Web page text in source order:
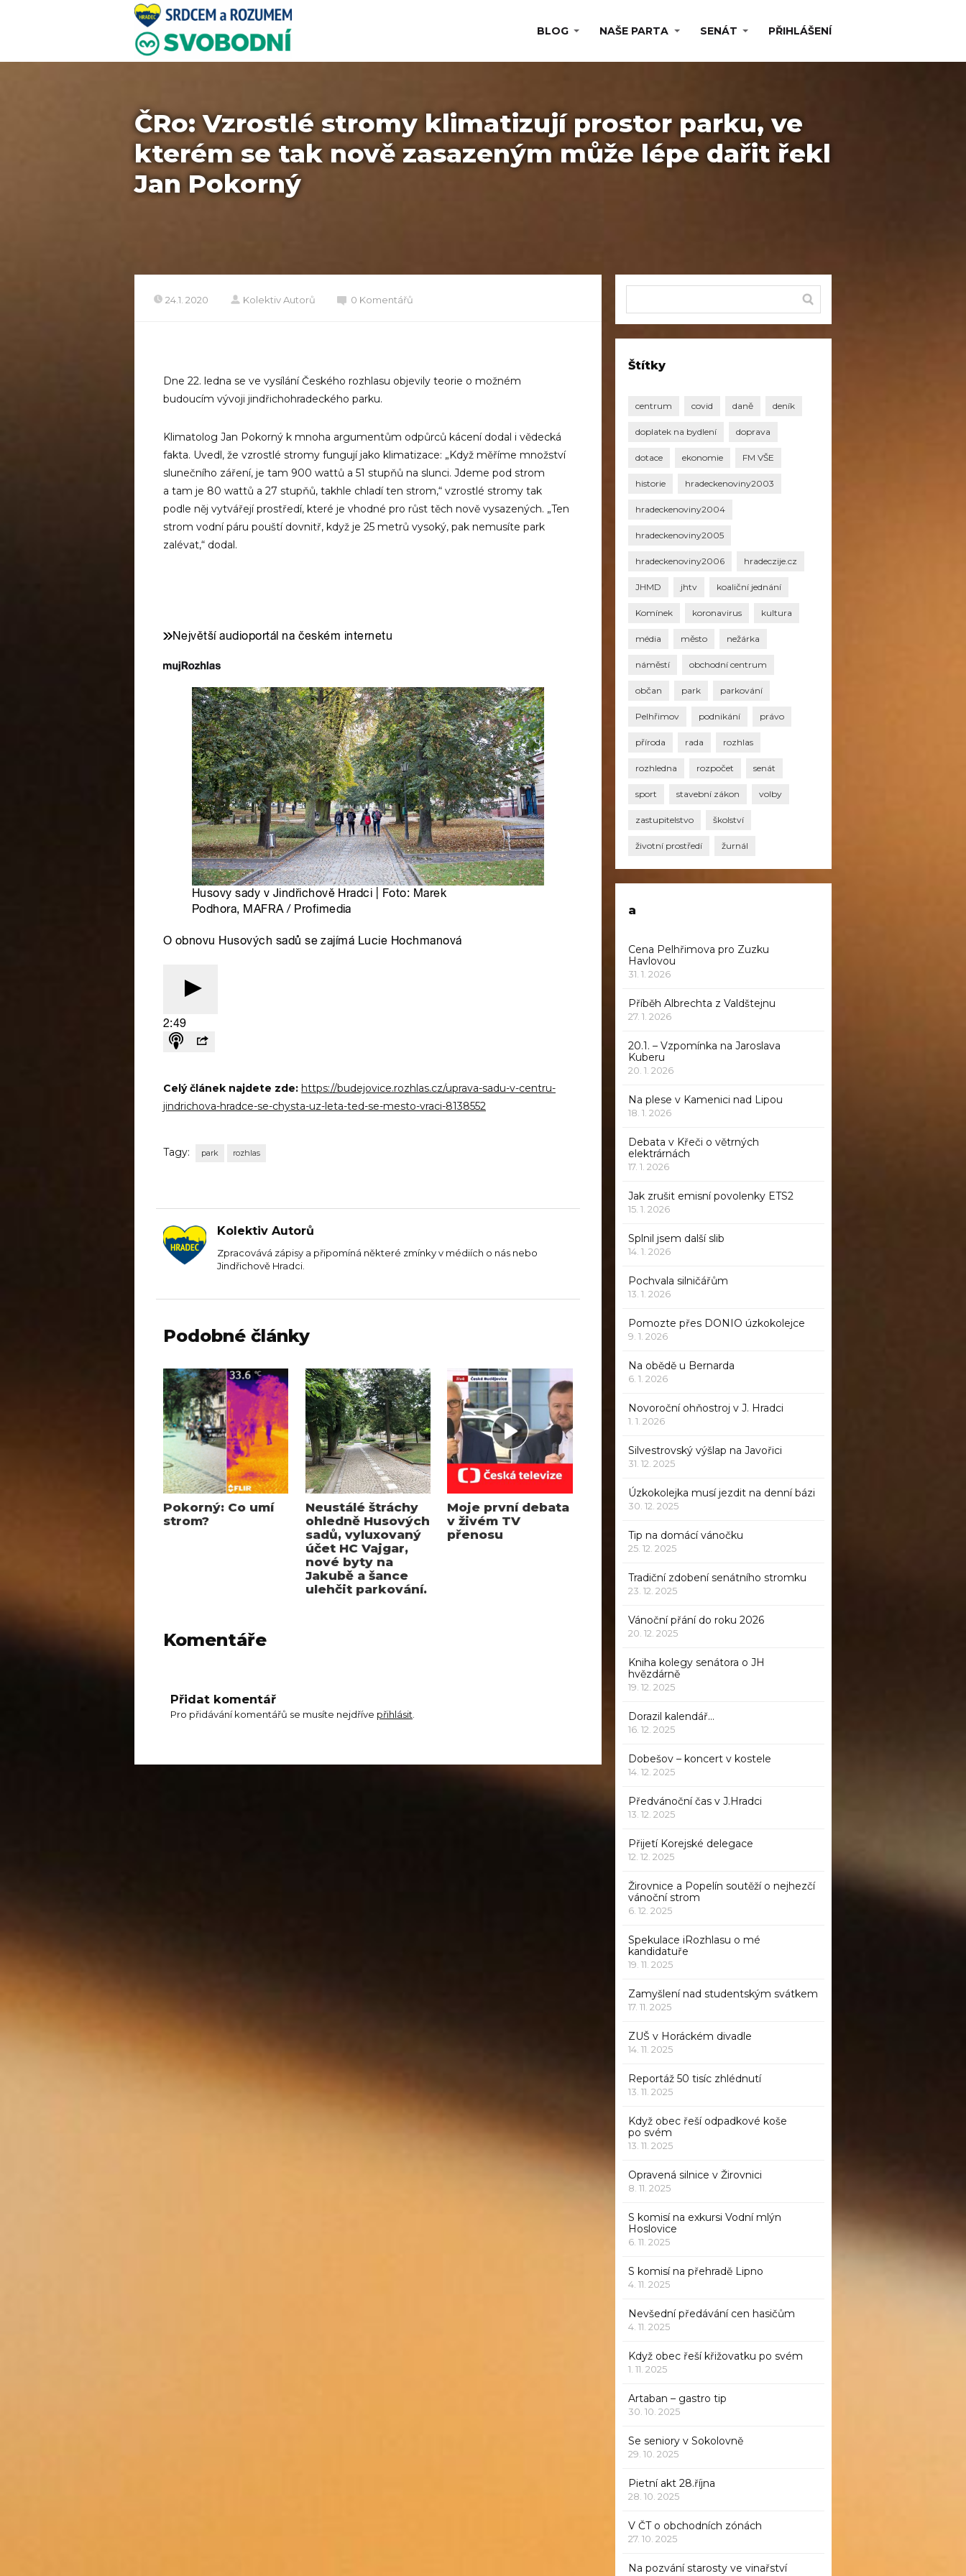
BLOG NAŠE PARTA SENÁT PŘIHLÁŠENÍ
ČRo: Vzrostlé stromy klimatizují prostor parku, ve
kterém se tak nově zasazeným může lépe dařit řekl
Jan Pokorný
24.1. 2020 Kolektiv Autorů 0 Komentářů
Dne 22. ledna se ve vysílání Českého rozhlasu objevily teorie o možném
budoucím vývoji jindřichohradeckého parku.
Klimatolog Jan Pokorný k mnoha argumentům odpůrců kácení dodal i vědecká
fakta. Uvedl, že vzrostlé stromy fungují jako klimatizace: „Když měříme množství
slunečního záření, je tam 900 wattů a 51 stupňů na slunci. Jdeme pod strom
a tam je 80 wattů a 27 stupňů, takhle chladí ten strom,“ vzrostlé stromy tak
podle něj vytvářejí prostředí, které je vhodné pro růst těch nově vysazených. „Ten
strom vodní páru pouští dovnitř, když je 25 metrů vysoký, pak nemusíte park
zalévat,“ dodal.
Celý článek najdete zde: https://budejovice.rozhlas.cz/uprava-sadu-v-centru-
jindrichova-hradce-se-chysta-uz-leta-ted-se-mesto-vraci-8138552
Tagy: park rozhlas
Kolektiv Autorů
Zpracovává zápisy a připomíná některé zmínky v médiích o nás nebo
Jindřichově Hradci.
Podobné články
Pokorný: Co umí
strom?
Neustálé štráchy
ohledně Husových
sadů, vyluxovaný
účet HC Vajgar,
nové byty na
Jakubě a šance
ulehčit parkování.
Moje první debata
v živém TV
přenosu
Komentáře
Přidat komentář
Pro přidávání komentářů se musíte nejdříve přihlásit.
Štítky
centrum covid daně deník
doplatek na bydlení doprava
dotace ekonomie FM VŠE
historie hradeckenoviny2003
hradeckenoviny2004
hradeckenoviny2005
hradeckenoviny2006 hradeczije.cz
JHMD jhtv koaliční jednání
Komínek koronavirus kultura
média město nežárka
náměstí obchodní centrum
občan park parkování
Pelhřimov podnikání právo
příroda rada rozhlas
rozhledna rozpočet senát
sport stavební zákon volby
zastupitelstvo školství
životní prostředí žurnál
a
Cena Pelhřimova pro Zuzku
Havlovou
31. 1. 2026
Příběh Albrechta z Valdštejnu
27. 1. 2026
20.1. – Vzpomínka na Jaroslava
Kuberu
20. 1. 2026
Na plese v Kamenici nad Lipou
18. 1. 2026
Debata v Křeči o větrných
elektrárnách
17. 1. 2026
Jak zrušit emisní povolenky ETS2
15. 1. 2026
Splnil jsem další slib
14. 1. 2026
Pochvala silničářům
13. 1. 2026
Pomozte přes DONIO úzkokolejce
9. 1. 2026
Na obědě u Bernarda
6. 1. 2026
Novoroční ohňostroj v J. Hradci
1. 1. 2026
Silvestrovský výšlap na Javořici
31. 12. 2025
Úzkokolejka musí jezdit na denní bázi
30. 12. 2025
Tip na domácí vánočku
25. 12. 2025
Tradiční zdobení senátního stromku
23. 12. 2025
Vánoční přání do roku 2026
20. 12. 2025
Kniha kolegy senátora o JH
hvězdárně
19. 12. 2025
Dorazil kalendář…
16. 12. 2025
Dobešov – koncert v kostele
14. 12. 2025
Předvánoční čas v J.Hradci
13. 12. 2025
Přijetí Korejské delegace
12. 12. 2025
Žirovnice a Popelín soutěží o nejhezčí
vánoční strom
6. 12. 2025
Spekulace iRozhlasu o mé
kandidatuře
19. 11. 2025
Zamyšlení nad studentským svátkem
17. 11. 2025
ZUŠ v Horáckém divadle
14. 11. 2025
Reportáž 50 tisíc zhlédnutí
13. 11. 2025
Když obec řeší odpadkové koše
po svém
13. 11. 2025
Opravená silnice v Žirovnici
8. 11. 2025
S komisí na exkursi Vodní mlýn
Hoslovice
6. 11. 2025
S komisí na přehradě Lipno
4. 11. 2025
Nevšední předávání cen hasičům
4. 11. 2025
Když obec řeší křižovatku po svém
1. 11. 2025
Artaban – gastro tip
30. 10. 2025
Se seniory v Sokolovně
29. 10. 2025
Pietní akt 28.října
28. 10. 2025
V ČT o obchodních zónách
27. 10. 2025
Na pozvání starosty ve vinařství